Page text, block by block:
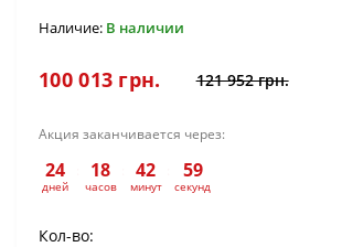
Наличие: В наличии
100 013 грн. 121 952 грн.
Акция заканчивается через:
24
дней
18
часов
42
минут
59
секунд
Кол-во: